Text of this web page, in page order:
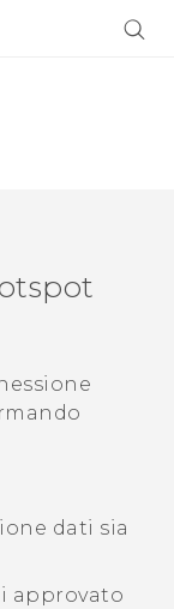
dati sia
approvato